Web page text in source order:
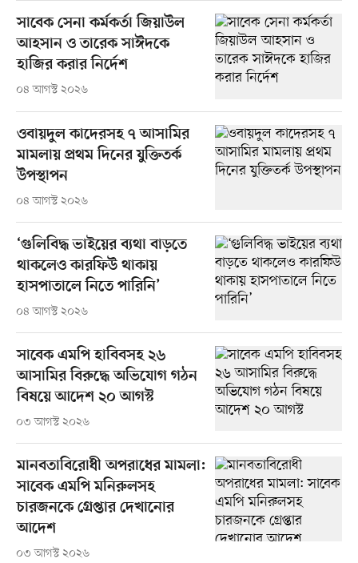
সাবেক সেনা কর্মকর্তা জিয়াউল
আহসান ও তারেক সাঈদকে
হাজির করার নির্দেশ
০৪ আগস্ট ২০২৬
ওবায়দুল কাদেরসহ ৭ আসামির
মামলায় প্রথম দিনের যুক্তিতর্ক
উপস্থাপন
০৪ আগস্ট ২০২৬
‘গুলিবিদ্ধ ভাইয়ের ব্যথা বাড়তে
থাকলেও কারফিউ থাকায়
হাসপাতালে নিতে পারিনি’
০৪ আগস্ট ২০২৬
সাবেক এমপি হাবিবসহ ২৬
আসামির বিরুদ্ধে অভিযোগ গঠন
বিষয়ে আদেশ ২০ আগস্ট
০৩ আগস্ট ২০২৬
মানবতাবিরোধী অপরাধের মামলা:
সাবেক এমপি মনিরুলসহ
চারজনকে গ্রেপ্তার দেখানোর
আদেশ
০৩ আগস্ট ২০২৬